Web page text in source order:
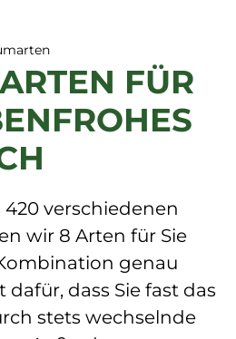
FÜR
verschiedenen
wir 8 Arten für Sie
genau
dass Sie fast das
stets wechselnde